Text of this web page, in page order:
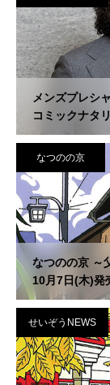
メンズプレシ
コミックナタ
なつのの京
なつのの京
10月7日(木)発
せいぞうNEWS